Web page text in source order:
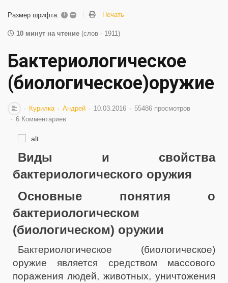
Размер шрифта: + – Печать
10 минут на чтение (слов - 1911)
Бактериологическое
(биологическое)оружие
Курилка Андрей 10.03.2016
55486 просмотров
6 Комментариев
Виды и свойства
бактериологического оружия
Основные понятия о
бактериологическом
(биологическом) оружии
Бактериологическое (биологическое)
оружие является средством массового
поражения людей, животных, уничтожения